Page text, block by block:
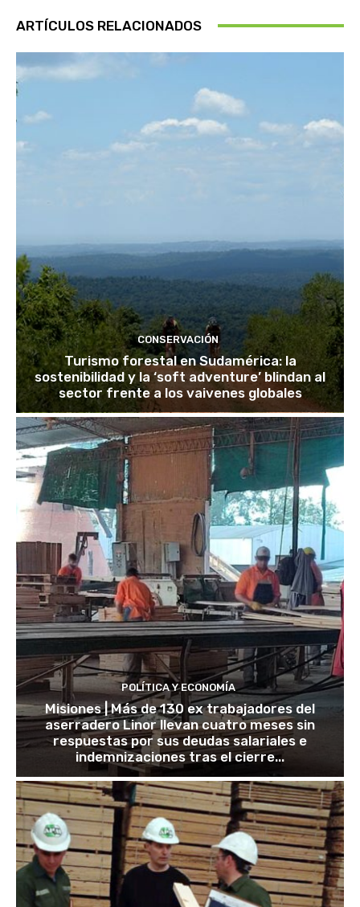
ARTÍCULOS RELACIONADOS
CONSERVACIÓN
Turismo forestal en Sudamérica: la
sostenibilidad y la ‘soft adventure’ blindan al
sector frente a los vaivenes globales
POLÍTICA Y ECONOMÍA
Misiones | Más de 130 ex trabajadores del
aserradero Linor llevan cuatro meses sin
respuestas por sus deudas salariales e
indemnizaciones tras el cierre...